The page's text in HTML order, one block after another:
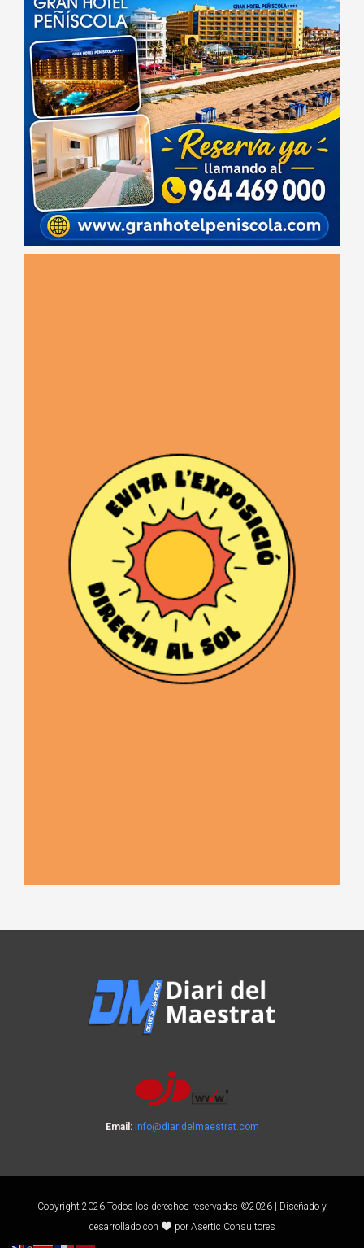
Email: info@diaridelmaestrat.com
Copyright 2026 Todos los derechos reservados ©2026 | Diseñado y
desarrollado con
por Asertic Consultores